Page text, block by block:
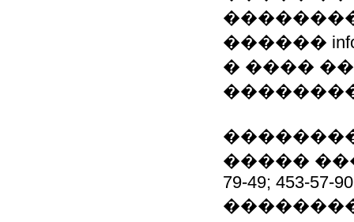
������
� ����
�����
79-49; 453-57-